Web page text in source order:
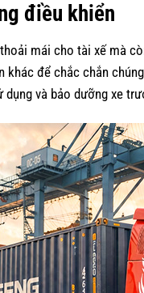
điều khiển
mái cho tài xế mà
khác để chắc chắn
và bảo dưỡng xe